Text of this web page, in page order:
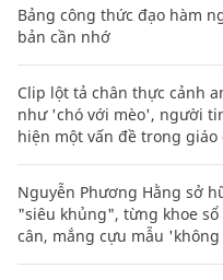
Bảng công thức đạo hàm
bản cần nhớ
Clip lột tả chân thực cảnh
như 'chó với mèo', người
hiện một vấn đề trong giáo
Nguyễn Phương Hằng sở
"siêu khủng", từng khoe
cân, mắng cựu mẫu